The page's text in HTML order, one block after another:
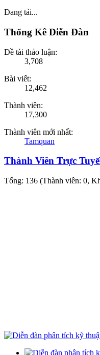
Đang tải...
Thống Kê Diễn Đàn
Đề tài thảo luận:
3,708
Bài viết:
12,462
Thành viên:
17,300
Thành viên mới nhất:
Tamquan
Thành Viên Trực
Tổng: 136 (Thành viên: 0,